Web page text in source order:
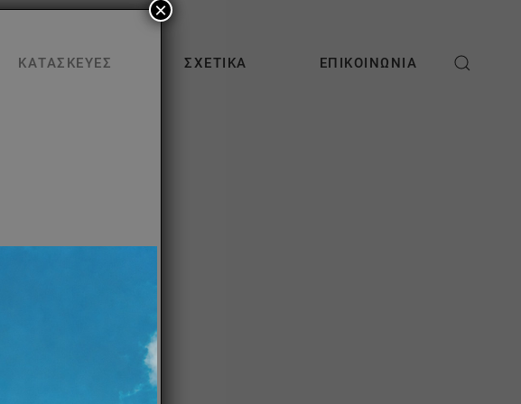
ΚΑΤΑΣΚΕΥΈΣ ΣΧΕΤΙΚΆ ΕΠΙΚΟΙΝΩΝΊΑ
×